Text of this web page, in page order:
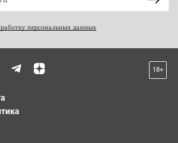
персональных данных
18+